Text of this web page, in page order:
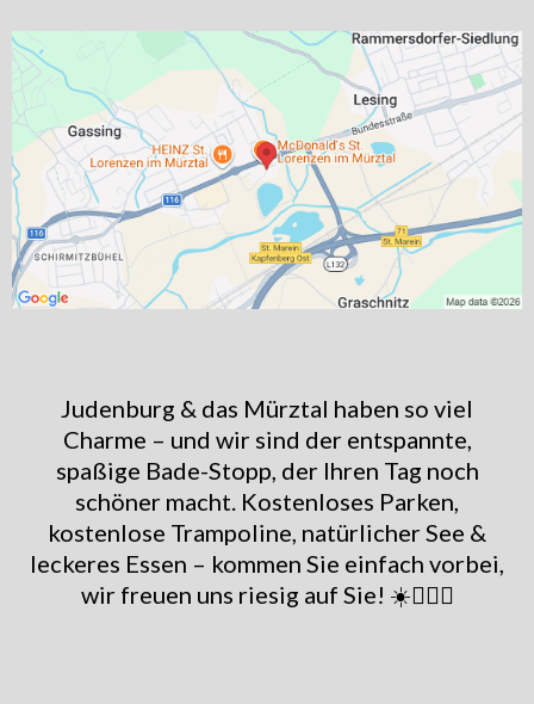
Judenburg & das Mürztal haben so viel
Charme – und wir sind der entspannte,
spaßige Bade-Stopp, der Ihren Tag noch
schöner macht. Kostenloses Parken,
kostenlose Trampoline, natürlicher See &
leckeres Essen – kommen Sie einfach vorbei,
wir freuen uns riesig auf Sie! ☀️🏊‍♀️🎈